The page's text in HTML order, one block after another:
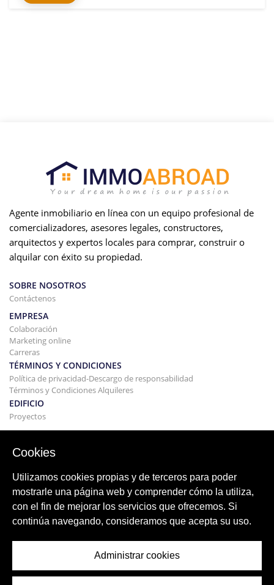
Agente inmobiliario en línea con un equipo profesional de
comercializadores, asesores legales, constructores,
arquitectos y expertos locales para comprar, construir o
alquilar con éxito su propiedad.
SOBRE NOSOTROS
Contáctenos
EMPRESA
Colaboración
Marketing online
Carreras
TÉRMINOS Y CONDICIONES
Política de privacidad-Descargo de responsabilidad
Términos y Condiciones Alquileres
EDIFICIO
Proyectos
COMPRAR Y VENDER
Comprando tu casa
Vender
Hipoteca
Servicio de búsqueda
Blog
Regiones de todo el mundo
Cookies
Utilizamos cookies propias y de terceros para poder
mostrarle una página web y comprender cómo la utiliza,
con el fin de mejorar los servicios que ofrecemos. Si
continúa navegando, consideramos que acepta su uso.
Administrar cookies